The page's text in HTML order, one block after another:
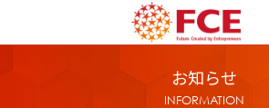
お知らせ
INFORMATION